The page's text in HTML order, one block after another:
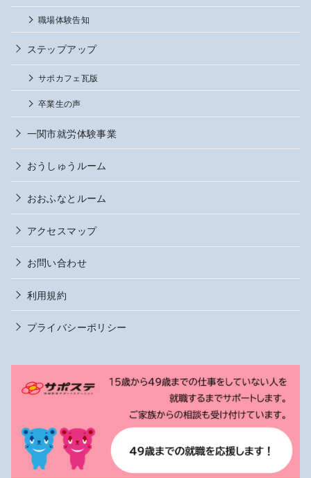
職場体験告知
ステップアップ
サポカフェ瓦版
卒業生の声
一関市就労体験事業
おうしゅうルーム
おおふなとルーム
アクセスマップ
お問い合わせ
利用規約
プライバシーポリシー